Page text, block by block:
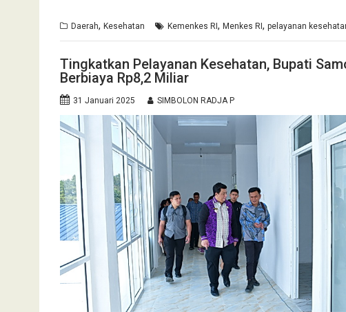
Daerah, Kesehatan Kemenkes RI , Menkes RI , pelayanan
Tingkatkan Pelayanan Kesehatan, Bupati
Berbiaya Rp8,2 Miliar
31 Januari 2025 SIMBOLON RADJA P